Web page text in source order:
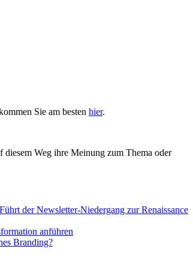
Sie am besten hier.
diesem Weg ihre Meinung zum Thema oder
der Newsletter-Niedergang zur Renaissance
anführen
Branding?